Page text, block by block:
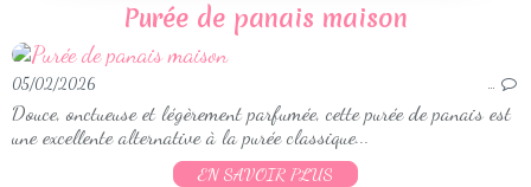
Purée de panais maison
05/02/2026 …
Douce, onctueuse et légèrement parfumée, cette purée de panais est
une excellente alternative à la purée classique...
EN SAVOIR PLUS